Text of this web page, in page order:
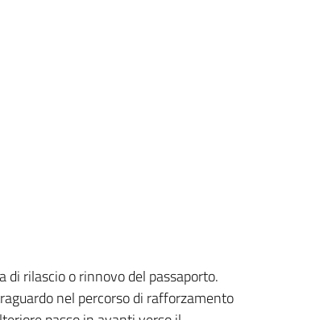
rilascio o rinnovo del passaporto.
nel percorso di rafforzamento